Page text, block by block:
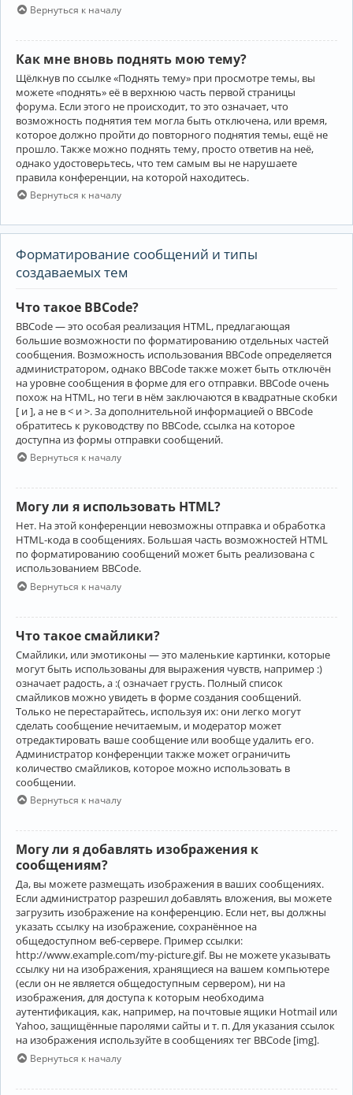
Вернуться к началу
Как мне вновь поднять мою тему?
Щёлкнув по ссылке «Поднять тему» при просмотре темы, вы
можете «поднять» её в верхнюю часть первой страницы
форума. Если этого не происходит, то это означает, что
возможность поднятия тем могла быть отключена, или время,
которое должно пройти до повторного поднятия темы, ещё не
прошло. Также можно поднять тему, просто ответив на неё,
однако удостоверьтесь, что тем самым вы не нарушаете
правила конференции, на которой находитесь.
Вернуться к началу
Форматирование сообщений и типы
создаваемых тем
Что такое BBCode?
BBCode — это особая реализация HTML, предлагающая
большие возможности по форматированию отдельных частей
сообщения. Возможность использования BBCode определяется
администратором, однако BBCode также может быть отключён
на уровне сообщения в форме для его отправки. BBCode очень
похож на HTML, но теги в нём заключаются в квадратные скобки
[ и ], а не в < и >. За дополнительной информацией о BBCode
обратитесь к руководству по BBCode, ссылка на которое
доступна из формы отправки сообщений.
Вернуться к началу
Могу ли я использовать HTML?
Нет. На этой конференции невозможны отправка и обработка
HTML-кода в сообщениях. Большая часть возможностей HTML
по форматированию сообщений может быть реализована с
использованием BBCode.
Вернуться к началу
Что такое смайлики?
Смайлики, или эмотиконы — это маленькие картинки, которые
могут быть использованы для выражения чувств, например :)
означает радость, а :( означает грусть. Полный список
смайликов можно увидеть в форме создания сообщений.
Только не перестарайтесь, используя их: они легко могут
сделать сообщение нечитаемым, и модератор может
отредактировать ваше сообщение или вообще удалить его.
Администратор конференции также может ограничить
количество смайликов, которое можно использовать в
сообщении.
Вернуться к началу
Могу ли я добавлять изображения к
сообщениям?
Да, вы можете размещать изображения в ваших сообщениях.
Если администратор разрешил добавлять вложения, вы можете
загрузить изображение на конференцию. Если нет, вы должны
указать ссылку на изображение, сохранённое на
общедоступном веб-сервере. Пример ссылки:
http://www.example.com/my-picture.gif. Вы не можете указывать
ссылку ни на изображения, хранящиеся на вашем компьютере
(если он не является общедоступным сервером), ни на
изображения, для доступа к которым необходима
аутентификация, как, например, на почтовые ящики Hotmail или
Yahoo, защищённые паролями сайты и т. п. Для указания ссылок
на изображения используйте в сообщениях тег BBCode [img].
Вернуться к началу